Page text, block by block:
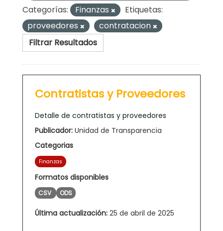
Categorías:
Finanzas
Etiquetas:
proveedores
contratacion
Filtrar Resultados
Contratistas y Proveedores
Detalle de contratistas y proveedores
Publicador: Unidad de Transparencia
Categorias
Finanzas
Formatos disponibles
CSV ODS
Última actualización: 25 de abril de 2025